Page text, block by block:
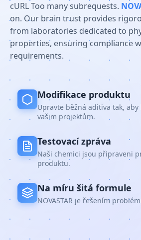
cURL Too many subrequests.
on. Our brain trust provides
from laboratories dedicated to
properties, ensuring compliance
requirements.
Modifikace produktu
Upravte běžná aditiva tak, aby
vašim projektům.
Testovací zpráva
Naši chemici jsou připraveni
produktu.
Na míru šitá formule
NOVASTAR je řešením